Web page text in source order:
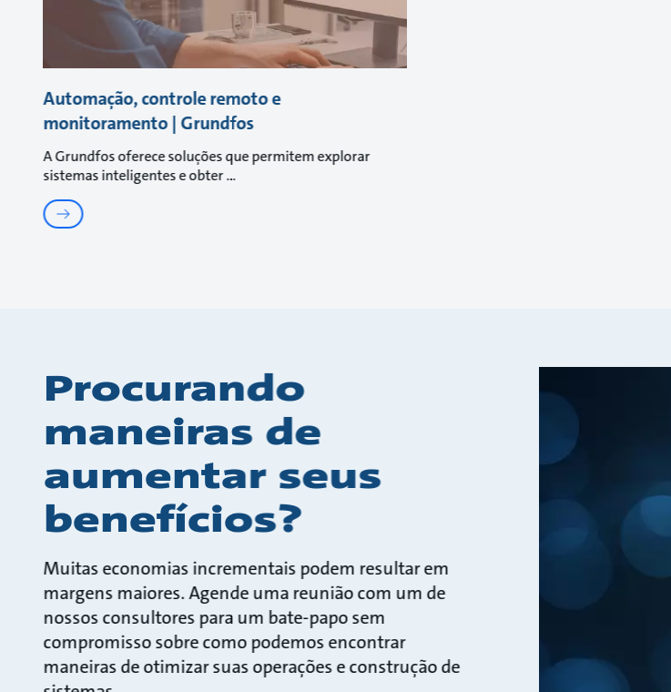
Automação, controle remoto e
monitoramento | Grundfos
A Grundfos oferece soluções que permitem explorar
sistemas inteligentes e obter
Procurando
maneiras de
aumentar seus
benefícios?
Muitas economias incrementais podem resultar em
margens maiores. Agende uma reunião com um de
nossos consultores para um bate-papo sem
compromisso sobre como podemos encontrar
maneiras de otimizar suas operações e construção de